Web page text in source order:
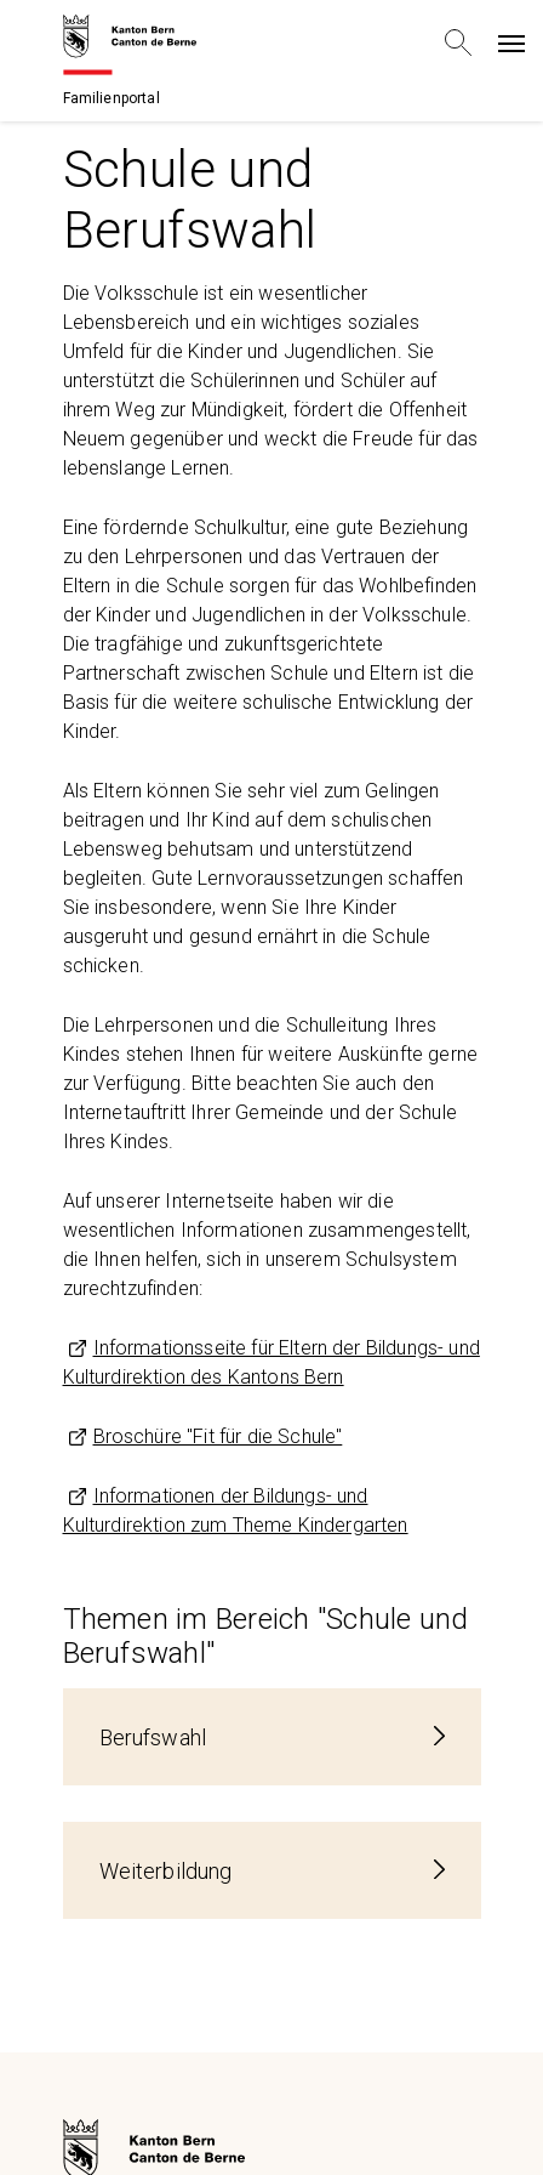
Familienportal
Schule und
Berufswahl
Die Volksschule ist ein wesentlicher
Lebensbereich und ein wichtiges soziales
Umfeld für die Kinder und Jugendlichen. Sie
unterstützt die Schülerinnen und Schüler auf
ihrem Weg zur Mündigkeit, fördert die Offenheit
Neuem gegenüber und weckt die Freude für das
lebenslange Lernen.
Eine fördernde Schulkultur, eine gute Beziehung
zu den Lehrpersonen und das Vertrauen der
Eltern in die Schule sorgen für das Wohlbefinden
der Kinder und Jugendlichen in der Volksschule.
Die tragfähige und zukunftsgerichtete
Partnerschaft zwischen Schule und Eltern ist die
Basis für die weitere schulische Entwicklung der
Kinder.
Als Eltern können Sie sehr viel zum Gelingen
beitragen und Ihr Kind auf dem schulischen
Lebensweg behutsam und unterstützend
begleiten. Gute Lernvoraussetzungen schaffen
Sie insbesondere, wenn Sie Ihre Kinder
ausgeruht und gesund ernährt in die Schule
schicken.
Die Lehrpersonen und die Schulleitung Ihres
Kindes stehen Ihnen für weitere Auskünfte gerne
zur Verfügung. Bitte beachten Sie auch den
Internetauftritt Ihrer Gemeinde und der Schule
Ihres Kindes.
Auf unserer Internetseite haben wir die
wesentlichen Informationen zusammengestellt,
die Ihnen helfen, sich in unserem Schulsystem
zurechtzufinden:
Informationsseite für Eltern der Bildungs- und
Kulturdirektion des Kantons Bern
Broschüre "Fit für die Schule"
Informationen der Bildungs- und
Kulturdirektion zum Theme Kindergarten
Themen im Bereich "Schule und
Berufswahl"
Berufswahl
Weiterbildung